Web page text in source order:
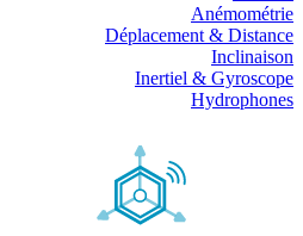
Anémométrie
Déplacement & Distance
Inclinaison
Inertiel & Gyroscope
Hydrophones